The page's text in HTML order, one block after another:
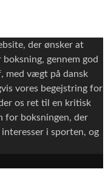
der ønsker at
gennem god
med vægt på dansk
vores begejstring for
os ret til en kritisk
for boksningen, der
i sporten, og